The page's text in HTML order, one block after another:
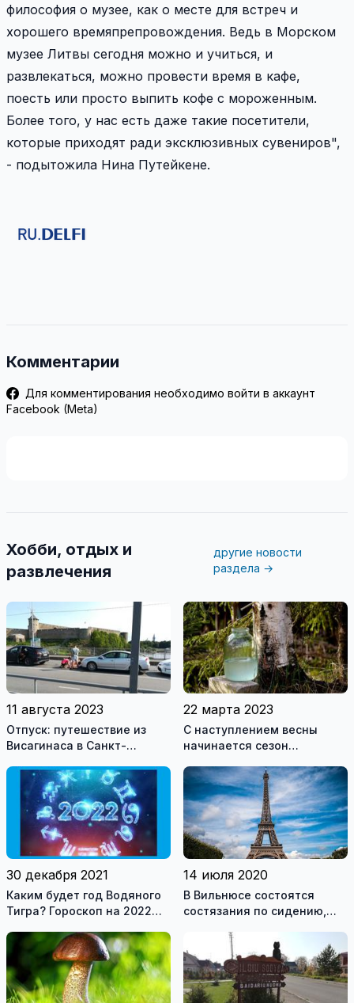
философия о музее, как о месте для встреч и
хорошего времяпрепровождения. Ведь в Морском
музее Литвы сегодня можно и учиться, и
развлекаться, можно провести время в кафе,
поесть или просто выпить кофе с мороженным.
Более того, у нас есть даже такие посетители,
которые приходят ради эксклюзивных сувениров",
- подытожила Нина Путейкене.
Комментарии
Для комментирования необходимо войти в аккаунт
Facebook (Meta)
Хобби, отдых и
развлечения
другие новости
раздела →
11 августа 2023
Отпуск: путешествие из
Висагинаса в Санкт-
границы
22 марта 2023
С наступлением весны
начинается сезон
сока
30 декабря 2021
Каким будет год Водяного
Тигра? Гороскоп на 2022
зодиака
14 июля 2020
В Вильнюсе состоятся
состязания по сидению,